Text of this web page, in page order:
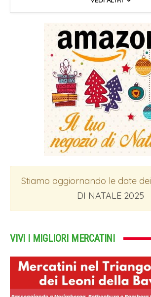
Stiamo aggiornando le date dei
DI NATALE 2025
VIVI I MIGLIORI MERCATINI